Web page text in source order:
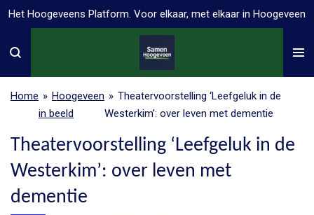
Ga
naar
Het Hoogeveens Platform. Voor elkaar, met elkaar in Hoogeveen
Home » Hoogeveen
in beeld
» Theatervoorstelling ‘Leefgeluk in de
Westerkim’: over leven met dementie
Theatervoorstelling ‘Leefgeluk in de
Westerkim’: over leven met
dementie